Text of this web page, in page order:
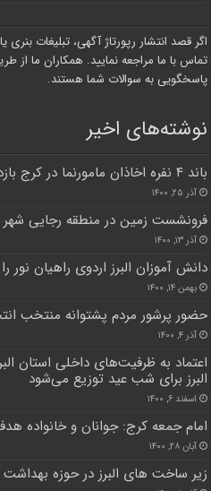
اگر قصد انتشار رپورتاژ آگهی، تبلیغات
تماس با ما مراجعه نمایید. همکاران ما از
پاسخگویی به سوالات شما هستند.
نوشته‌های اخیر
باند ۴ نفره اخاذان مامورنما در کرج بازداشت شد
آذر ۲۵, ۱۴۰۰
فرونشست زمین در منطقه رجایی
آذر ۱۳, ۱۴۰۰
دانش آموزان البرز اردوی راهیان نور
بهمن ۱۴, ۱۴۰۰
حضور پرشور مردم پشتوانه منتخب
آذر ۴, ۱۴۰۰
اعتماد به ظرفیت‌های داخلی استان
البرز برای شب عید توزیع می‌شود
اسفند ۶, ۱۴۰۰
امام جمعه کرج: جوانان و
آبان ۲۸, ۱۴۰۰
زیر ساخت های البرز در حوزه